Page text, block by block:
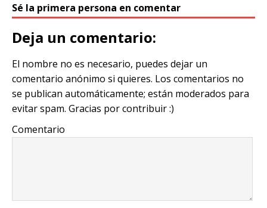
p
y
Li
n
k
it
te
r
c
e
b
o
o
k
ai
l
ai
l
at
s
A
p
p
e
ra
m
Sé la primera persona en comentar
Deja un comentario:
El nombre no es necesario, puedes dejar un
comentario anónimo si quieres. Los comentarios no
se publican automáticamente; están moderados para
evitar spam. Gracias por contribuir :)
Comentario